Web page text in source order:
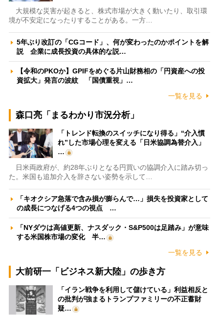
大規模な災害が起きると、株式市場が大きく動いたり、取引環
境が不安定になったりすることがある。一方…
5年ぶり改訂の「CGコード」、何が変わったのかポイントを解
説 企業に成長投資の具体的な説…
【令和のPKOか】GPIFをめぐる片山財務相の「円資産への投
資拡大」発言の波紋 「国債重視」…
一覧を見る
森口亮「まるわかり市況分析」
「トレンド転換のスイッチになり得る」“介入慣
れ”した市場心理を変える「日米協調為替介入」
…
日米両政府が、約28年ぶりとなる円買いの協調介入に踏み切っ
た。米国も追加介入を辞さない姿勢を示して…
「キオクシア急落で含み損が膨らんで…」損失を投資家として
の成長につなげる4つの視点 …
「NYダウは高値更新、ナスダック・S&P500は足踏み」が意味
する米国株市場の変化 半…
一覧を見る
大前研一「ビジネス新大陸」の歩き方
「イラン戦争を利用して儲けている」利益相反と
の批判が強まるトランプファミリーの不正蓄財
疑…